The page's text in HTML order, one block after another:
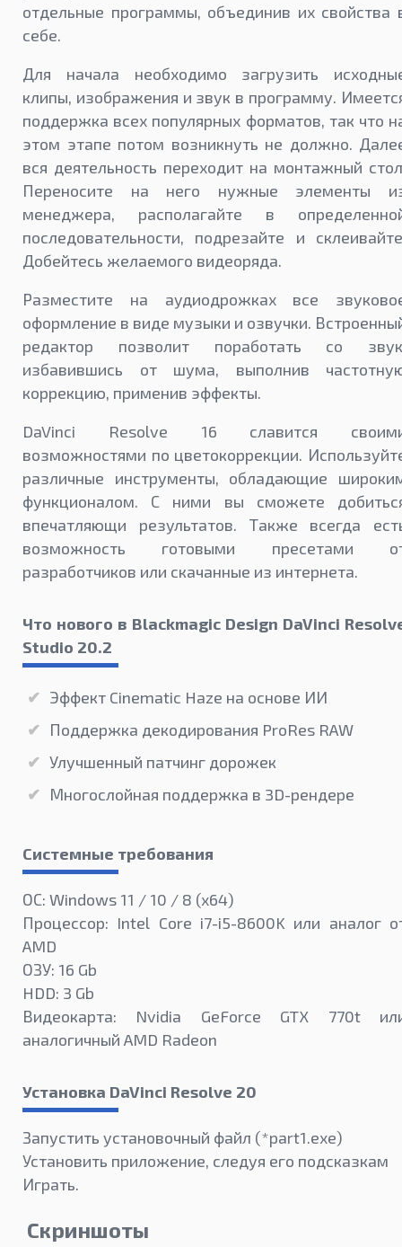
отдельные программы, объединив их свойства
себе.
Для начала необходимо загрузить
клипы, изображения и звук в программу.
поддержка всех популярных форматов, так что
этом этапе потом возникнуть не должно.
вся деятельность переходит на монтажный
Переносите на него нужные элементы
менеджера, располагайте в
последовательности, подрезайте и
Добейтесь желаемого видеоряда.
Разместите на аудиодрожках все
оформление в виде музыки и озвучки.
редактор позволит поработать со
избавившись от шума, выполнив
коррекцию, применив эффекты.
DaVinci Resolve 16 славится
возможностями по цветокоррекции.
различные инструменты, обладающие
функционалом. С ними вы сможете
впечатляющи результатов. Также всегда
возможность готовыми пресетами
разработчиков или скачанные из интернета.
Что нового в Blackmagic Design DaVinci
Studio 20.2
Эффект Cinematic Haze на основе ИИ
Поддержка декодирования ProRes RAW
Улучшенный патчинг дорожек
Многослойная поддержка в 3D-рендере
Системные требования
ОС: Windows 11 / 10 / 8 (x64)
Процессор: Intel Core i7-i5-8600K или аналог
AMD
ОЗУ: 16 Gb
HDD: 3 Gb
Видеокарта: Nvidia GeForce GTX 770t
аналогичный AMD Radeon
Установка DaVinci Resolve 20
Запустить установочный файл (*part1.exe)
Установить приложение, следуя его подсказкам
Играть.
Скриншоты